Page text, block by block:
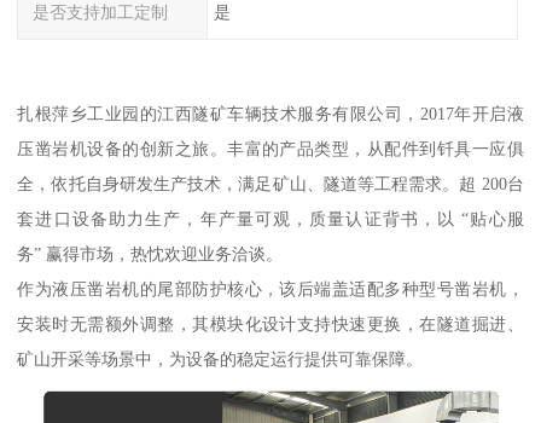
是否支持加工定制 是
扎根萍乡工业园的江西隧矿车辆技术服务有限公司，2017年开启液
压凿岩机设备的创新之旅。丰富的产品类型，从配件到钎具一应俱
全，依托自身研发生产技术，满足矿山、隧道等工程需求。超 200台
套进口设备助力生产，年产量可观，质量认证背书，以 “贴心服
务” 赢得市场，热忱欢迎业务洽谈。
作为液压凿岩机的尾部防护核心，该后端盖适配多种型号凿岩机，
安装时无需额外调整，其模块化设计支持快速更换，在隧道掘进、
矿山开采等场景中，为设备的稳定运行提供可靠保障。